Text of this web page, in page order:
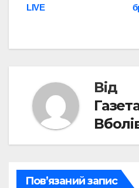
LIVE
Від
Пов’язаний запис